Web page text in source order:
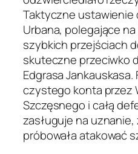
Taktyczne ustawienie
Urbana, polegające
szybkich przejściach
skuteczne przeciwko
Edgrasa Jankauskasa.
czystego konta przez
Szczęsnego i całą
zasługuje na uznanie,
próbowała atakować